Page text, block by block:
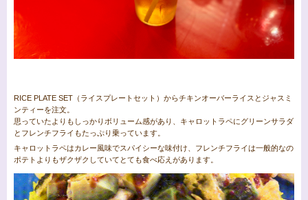
RICE PLATE SET（ライスプレートセット）からチキンオーバーライスとジャスミ
ンティーを注文。
思っていたよりもしっかりボリューム感があり、キャロットラペにグリーンサラダ
とフレンチフライもたっぷり乗っています。
キャロットラペはカレー風味でスパイシーな味付け、フレンチフライは一般的なの
ポテトよりもザクザクしていてとても食べ応えがあります。